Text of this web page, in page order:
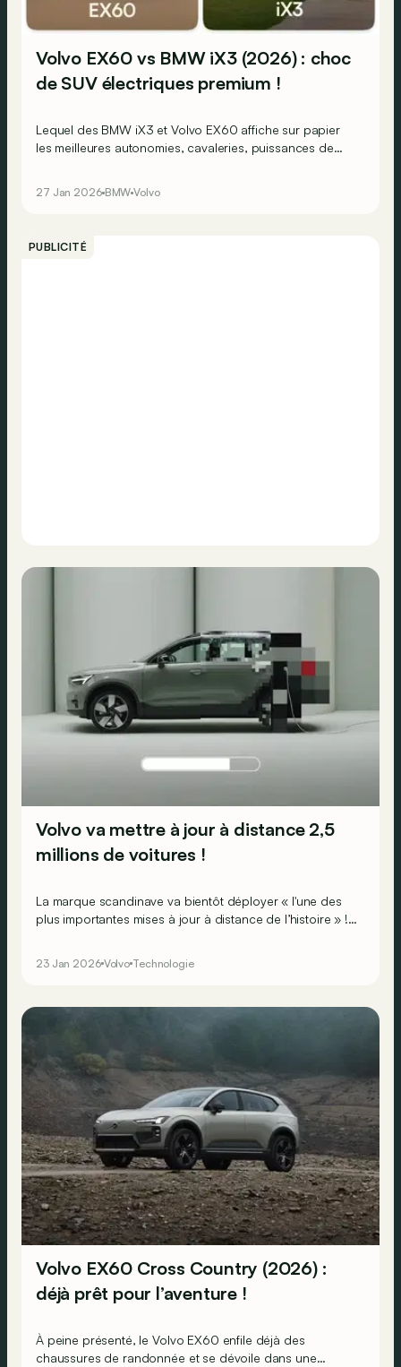
Volvo EX60 vs BMW iX3 (2026) : choc
de SUV électriques premium !
Lequel des BMW iX3 et Volvo EX60 affiche sur papier
les meilleures autonomies, cavaleries, puissances de
27 Jan 2026 BMW Volvo
PUBLICITÉ
Volvo va mettre à jour à distance 2,5
millions de voitures !
La marque scandinave va bientôt déployer « l'une des
plus importantes mises à jour à distance de l’histoire » !
23 Jan 2026 Volvo Technologie
Volvo EX60 Cross Country (2026) :
déjà prêt pour l’aventure !
À peine présenté, le Volvo EX60 enfile déjà des
chaussures de randonnée et se dévoile dans une